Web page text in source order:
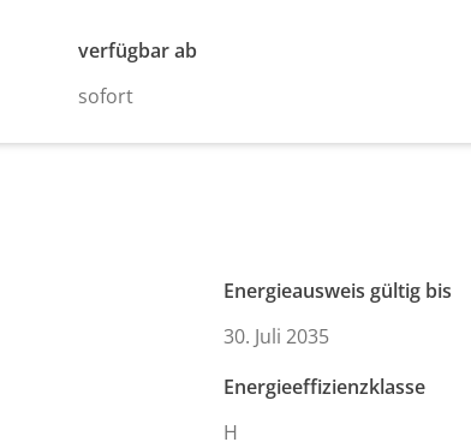
verfügbar ab
sofort
Energieausweis gültig bis
30. Juli 2035
Energieeffizienzklasse
H